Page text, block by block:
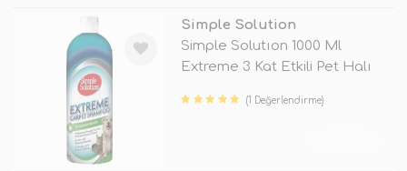
Simple Solution
Simple Solutıon 1000 Ml
Extreme 3 Kat Etkili Pet Halı
(1 Değerlendirme)